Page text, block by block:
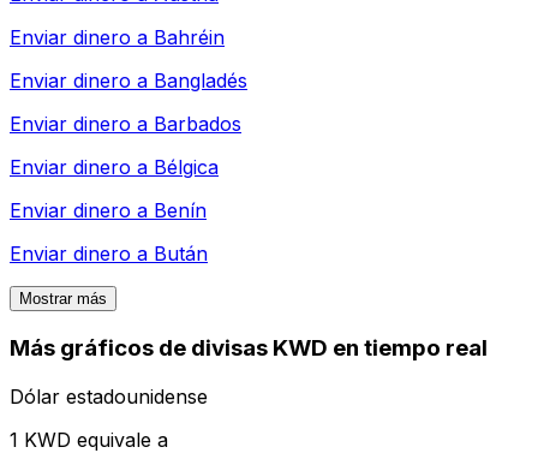
Enviar dinero a Bahréin
Enviar dinero a Bangladés
Enviar dinero a Barbados
Enviar dinero a Bélgica
Enviar dinero a Benín
Enviar dinero a Bután
Mostrar más
Más gráficos de divisas KWD en tiempo real
Dólar estadounidense
1 KWD equivale a